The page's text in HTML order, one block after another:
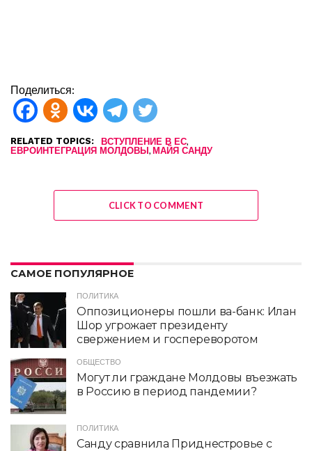
Поделиться:
RELATED TOPICS: ВСТУПЛЕНИЕ В ЕС,
ЕВРОИНТЕГРАЦИЯ МОЛДОВЫ , МАЙЯ САНДУ
CLICK TO COMMENT
САМОЕ ПОПУЛЯРНОЕ
ПОЛИТИКА
Оппозиционеры пошли ва-банк: Илан
Шор угрожает президенту
свержением и госпереворотом
ОБЩЕСТВО
Могут ли граждане Молдовы въезжать
в Россию в период пандемии?
ПОЛИТИКА
Санду сравнила Приднестровье с